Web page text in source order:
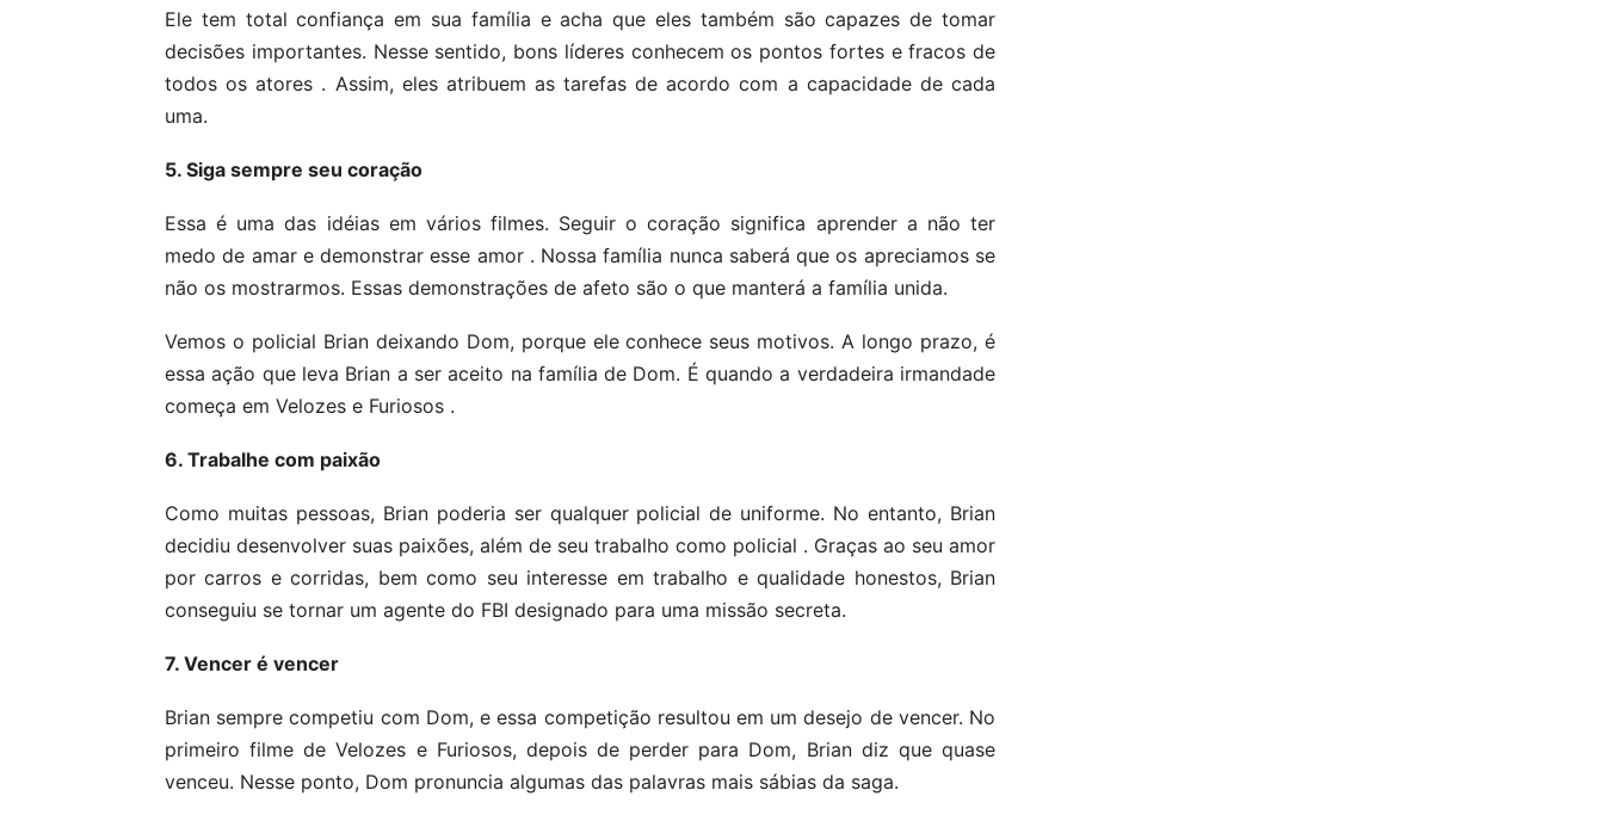
Ele tem total confiança em sua família e acha que eles também são capazes de tomar
decisões importantes. Nesse sentido, bons líderes conhecem os pontos fortes e fracos de
todos os atores . Assim, eles atribuem as tarefas de acordo com a capacidade de cada
uma.
5. Siga sempre seu coração
Essa é uma das idéias em vários filmes. Seguir o coração significa aprender a não ter
medo de amar e demonstrar esse amor . Nossa família nunca saberá que os apreciamos se
não os mostrarmos. Essas demonstrações de afeto são o que manterá a família unida.
Vemos o policial Brian deixando Dom, porque ele conhece seus motivos. A longo prazo, é
essa ação que leva Brian a ser aceito na família de Dom. É quando a verdadeira irmandade
começa em Velozes e Furiosos .
6. Trabalhe com paixão
Como muitas pessoas, Brian poderia ser qualquer policial de uniforme. No entanto, Brian
decidiu desenvolver suas paixões, além de seu trabalho como policial . Graças ao seu amor
por carros e corridas, bem como seu interesse em trabalho e qualidade honestos, Brian
conseguiu se tornar um agente do FBI designado para uma missão secreta.
7. Vencer é vencer
Brian sempre competiu com Dom, e essa competição resultou em um desejo de vencer. No
primeiro filme de Velozes e Furiosos, depois de perder para Dom, Brian diz que quase
venceu. Nesse ponto, Dom pronuncia algumas das palavras mais sábias da saga.